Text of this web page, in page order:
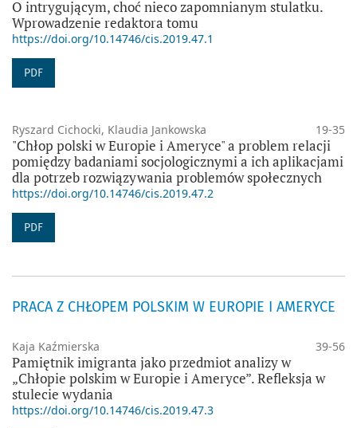
O intrygującym, choć nieco zapomnianym stulatku.
Wprowadzenie redaktora tomu
https://doi.org/10.14746/cis.2019.47.1
PDF
Ryszard Cichocki, Klaudia Jankowska 19-35
"Chłop polski w Europie i Ameryce" a problem relacji
pomiędzy badaniami socjologicznymi a ich aplikacjami
dla potrzeb rozwiązywania problemów społecznych
https://doi.org/10.14746/cis.2019.47.2
PDF
PRACA Z CHŁOPEM POLSKIM W EUROPIE I AMERYCE
Kaja Kaźmierska 39-56
Pamiętnik imigranta jako przedmiot analizy w
„Chłopie polskim w Europie i Ameryce”. Refleksja w
stulecie wydania
https://doi.org/10.14746/cis.2019.47.3